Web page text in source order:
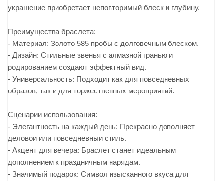
украшение приобретает неповторимый блеск и глубину.
Преимущества браслета:
- Материал: Золото 585 пробы с долговечным блеском.
- Дизайн: Стильные звенья с алмазной гранью и
родированием создают эффектный вид.
- Универсальность: Подходит как для повседневных
образов, так и для торжественных мероприятий.
Сценарии использования:
- Элегантность на каждый день: Прекрасно дополняет
деловой или повседневный стиль.
- Акцент для вечера: Браслет станет идеальным
дополнением к праздничным нарядам.
- Значимый подарок: Символ изысканного вкуса для